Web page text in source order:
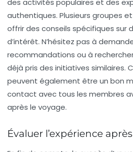
authentiques. Plusieurs groupes
offrir des conseils spécifiques sur
d’intérêt. N’hésitez pas à
recommandations ou à
déjà pris des initiatives similaires.
peuvent également être un bon
contact avec tous les membres
après le voyage.
Évaluer l’expérience